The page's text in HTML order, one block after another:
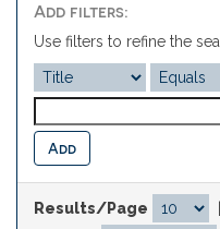
Add filters:
Use filters to refine the
Results/Page